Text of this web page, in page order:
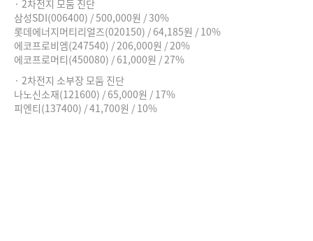
· 2차전지 모둠 진단
삼성SDI(006400) / 500,000원 / 30%
롯데에너지머티리얼즈(020150) / 64,185원 / 10%
에코프로비엠(247540) / 206,000원 / 20%
에코프로머티(450080) / 61,000원 / 27%
· 2차전지 소부장 모둠 진단
나노신소재(121600) / 65,000원 / 17%
피엔티(137400) / 41,700원 / 10%